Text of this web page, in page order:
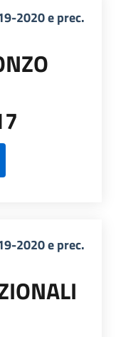
2020 e prec.
2020 e prec.